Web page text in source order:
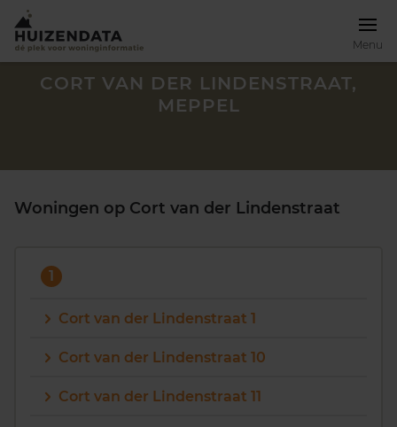
Menu
Zoek een woning
CORT VAN DER LINDENSTRAAT,
MEPPEL
Woningen op Cort van der Lindenstraat
1
Cort van der Lindenstraat 1
Cort van der Lindenstraat 10
Cort van der Lindenstraat 11